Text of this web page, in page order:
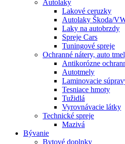
Autolaky
Lakové ceruzky
Autolaky Škoda/
Laky na autobrzdy
Spreje Cars
Tuningové spreje
Ochranné nátery, auto
Antikorózne
Autotmely
Laminovacie
Tesniace hmoty
Tužidlá
Vyrovnávacie látky
Technické spreje
Mazivá
Bývanie
Bytové doplnky